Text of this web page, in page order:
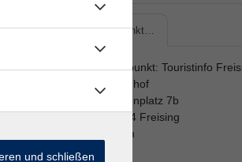
Treffpunkt…
Treffpunkt: Touristinfo
Innenhof
Marienplatz 7b
85354 Freising
Raum
und schließen